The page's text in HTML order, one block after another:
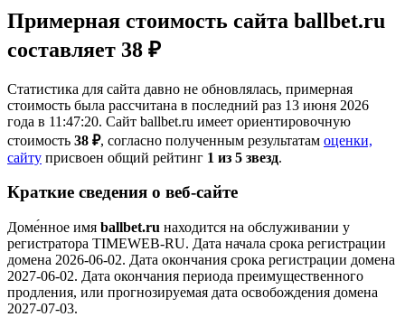
Примерная стоимость сайта ballbet.ru
составляет 38 ₽
Статистика для сайта давно не обновлялась, примерная
стоимость была рассчитана в последний раз 13 июня 2026
года в 11:47:20. Сайт ballbet.ru имеет ориентировочную
стоимость 38 ₽, cогласно полученным результатам оценки,
сайту присвоен общий рейтинг 1 из 5 звезд.
Краткие сведения о веб-сайте
Доме́нное имя ballbet.ru находится на обслуживании у
регистратора TIMEWEB-RU. Дата начала срока регистрации
домена 2026-06-02. Дата окончания срока регистрации домена
2027-06-02. Дата окончания периода преимущественного
продления, или прогнозируемая дата освобождения домена
2027-07-03.